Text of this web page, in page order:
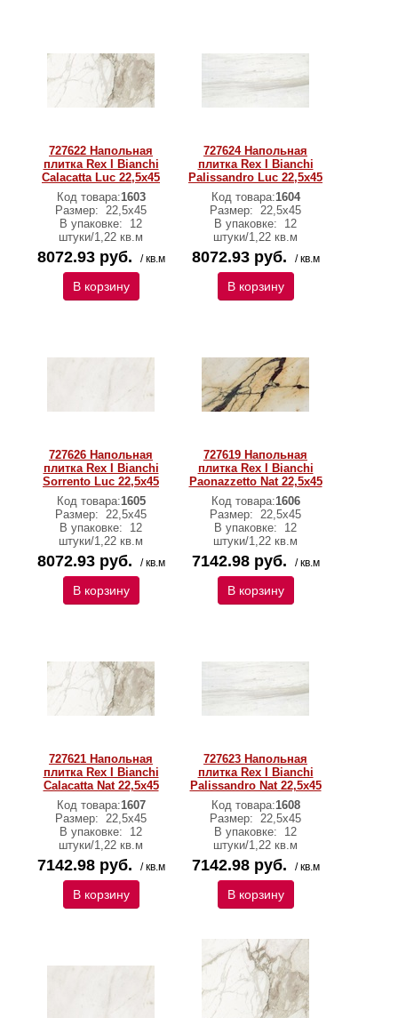
727622 Напольная
плитка Rex I Bianchi
Calacatta Luc 22,5x45
Код товара:1603
Размер: 22,5x45
В упаковке:
12
штуки/1,22 кв.м
8072.93 руб. / кв.м
В корзину
727624 Напольная
плитка Rex I Bianchi
Palissandro Luc 22,5x45
Код товара:1604
Размер: 22,5x45
В упаковке:
12
штуки/1,22 кв.м
8072.93 руб. / кв.м
В корзину
727626 Напольная
плитка Rex I Bianchi
Sorrento Luc 22,5x45
Код товара:1605
Размер: 22,5x45
В упаковке:
12
штуки/1,22 кв.м
8072.93 руб. / кв.м
В корзину
727619 Напольная
плитка Rex I Bianchi
Paonazzetto Nat 22,5x45
Код товара:1606
Размер: 22,5x45
В упаковке:
12
штуки/1,22 кв.м
7142.98 руб. / кв.м
В корзину
727621 Напольная
плитка Rex I Bianchi
Calacatta Nat 22,5x45
Код товара:1607
Размер: 22,5x45
В упаковке:
12
штуки/1,22 кв.м
7142.98 руб. / кв.м
В корзину
727623 Напольная
плитка Rex I Bianchi
Palissandro Nat 22,5x45
Код товара:1608
Размер: 22,5x45
В упаковке:
12
штуки/1,22 кв.м
7142.98 руб. / кв.м
В корзину